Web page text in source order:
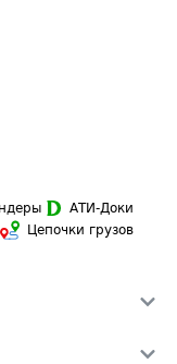
АТИ-Доки
Цепочки грузов